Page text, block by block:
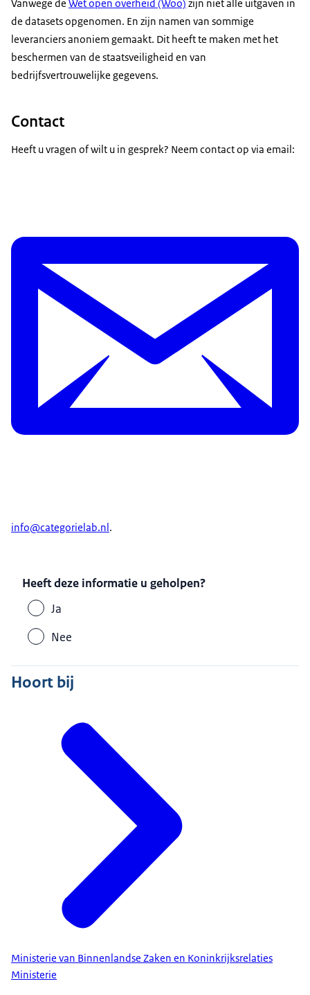
Vanwege de Wet open overheid (Woo) zijn niet alle uitgaven in
de datasets opgenomen. En zijn namen van sommige
leveranciers anoniem gemaakt. Dit heeft te maken met het
beschermen van de staatsveiligheid en van
bedrijfsvertrouwelijke gegevens.
Contact
Heeft u vragen of wilt u in gesprek? Neem contact op via email:
info@categorielab.nl.
Heeft deze informatie u geholpen?
Ja
Nee
Hoort bij
Ministerie van Binnenlandse Zaken en Koninkrijksrelaties
Ministerie